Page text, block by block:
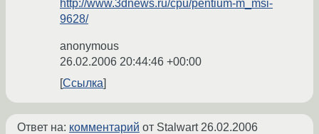
http://www.3dnews.ru/cpu/pentium-m_msi-
9628/
anonymous
26.02.2006 20:44:46 +00:00
Ссылка
Ответ на: комментарий от Stalwart26.02.2006